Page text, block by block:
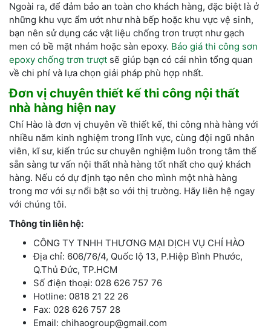
Ngoài ra, để đảm bảo an toàn cho khách hàng, đặc biệt là ở
những khu vực ẩm ướt như nhà bếp hoặc khu vực vệ sinh,
bạn nên sử dụng các vật liệu chống trơn trượt như gạch
men có bề mặt nhám hoặc sàn epoxy. Báo giá thi công sơn
epoxy chống trơn trượt sẽ giúp bạn có cái nhìn tổng quan
về chi phí và lựa chọn giải pháp phù hợp nhất.
Đơn vị chuyên thiết kế thi công nội thất
nhà hàng hiện nay
Chí Hào là đơn vị chuyên về thiết kế, thi công nhà hàng với
nhiều năm kinh nghiệm trong lĩnh vực, cùng đội ngũ nhân
viên, kĩ sư, kiến trúc sư chuyên nghiệm luôn trong tâm thế
sẵn sàng tư vấn nội thất nhà hàng tốt nhất cho quý khách
hàng. Nếu có dự định tạo nên cho mình một nhà hàng
trong mơ với sự nổi bật so với thị trường. Hãy liên hệ ngay
với chúng tôi.
Thông tin liên hệ:
CÔNG TY TNHH THƯƠNG MẠI DỊCH VỤ CHÍ HÀO
Địa chỉ: 606/76/4, Quốc lộ 13, P.Hiệp Bình Phước,
Q.Thủ Đức, TP.HCM
Số điện thoại: 028 626 757 76
Hotline: 0818 21 22 26
Fax: 028 626 757 28
Email: chihaogroup@gmail.com